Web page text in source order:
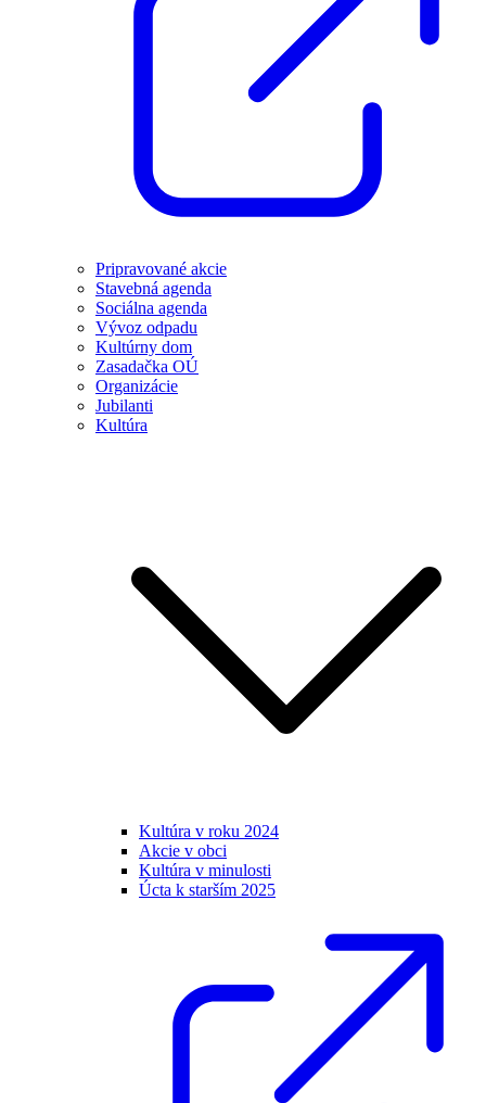
Pripravované akcie
Stavebná agenda
Sociálna agenda
Vývoz odpadu
Kultúrny dom
Zasadačka OÚ
Organizácie
Jubilanti
Kultúra
Kultúra v roku 2024
Akcie v obci
Kultúra v minulosti
Úcta k starším 2025